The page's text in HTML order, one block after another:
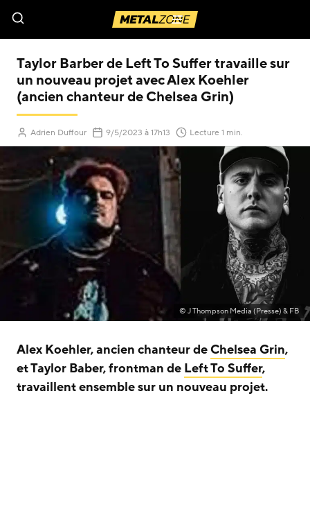
Menu
Taylor Barber de Left To Suffer travaille sur
un nouveau projet avec Alex Koehler
(ancien chanteur de Chelsea Grin)
Adrien Duffour 9/5/2023 à 17h13 Lecture 1 min.
© J Thompson Media (Presse) & FB
Alex Koehler, ancien chanteur deChelsea Grin,
et Taylor Baber, frontman de Left To Suffer,
travaillent ensemble sur un nouveau projet.